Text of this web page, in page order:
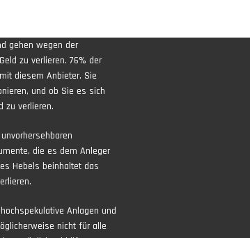
gehen wegen der
zu verlieren. 76% der
diesem Anbieter. Sie
und ob Sie es sich
zu verlieren.
die es dem Anleger
Hebels beinhaltet das
Anlagen und
nicht für alle